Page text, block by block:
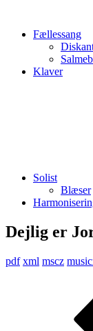
Fællessang
Klaver
Solist
Blæser
Dejlig er
pdf xml mscz